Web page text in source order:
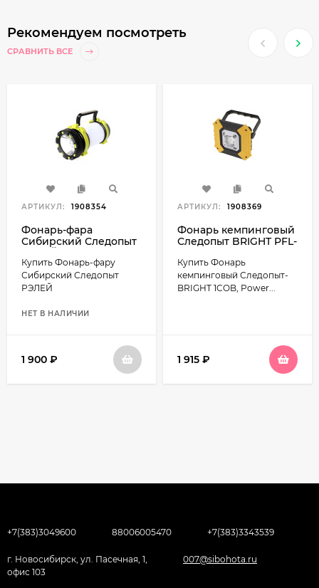
Рекомендуем посмотреть
СРАВНИТЬ ВСЕ
АРТИКУЛ: 1908354
Фонарь-фара
Сибирский Следопыт
Купить Фонарь-фару
Сибирский Следопыт
РЭЛЕЙ
НЕТ В НАЛИЧИИ
1 900 ₽
АРТИКУЛ: 1908369
Фонарь кемпинговый
Следопыт BRIGHT PFL-
Купить Фонарь
кемпинговый Следопыт-
BRIGHT 1COB, Power...
1 915 ₽
+7(383)3049600 88006005470 +7(383)3343539
г. Новосибирск, ул. Пасечная, 1,
офис 103
007@sibohota.ru